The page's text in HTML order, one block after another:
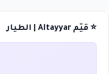
⭐ قيّم Altayyar | الطيار